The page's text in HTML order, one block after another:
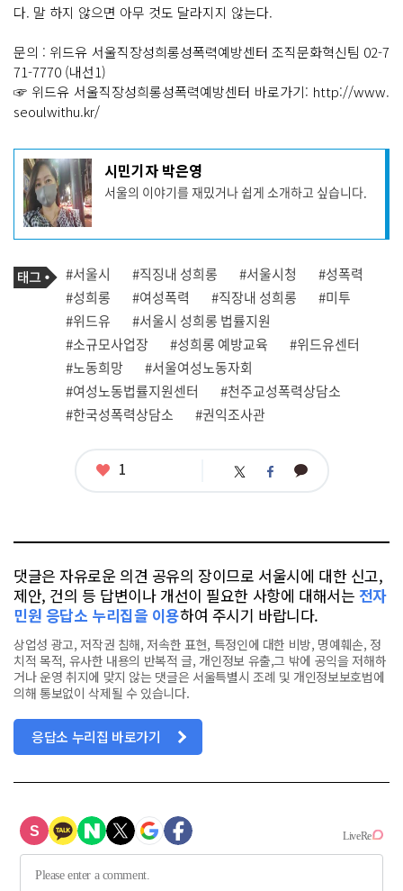
다. 말 하지 않으면 아무 것도 달라지지 않는다.
문의 : 위드유 서울직장성희롱성폭력예방센터 조직문화혁신팀 02-7
71-7770 (내선1)
☞ 위드유 서울직장성희롱성폭력예방센터 바로가기: http://www.
seoulwithu.kr/
기
사
작
성
자
프
필
시민기자 박은영
서울의 이야기를 재밌거나 쉽게 소개하고 싶습니다.
기
사
관
련
태
그
태
그
#서울시 #직징내 성희롱 #서울시청
#성폭력
#성희롱
#여성폭력 #직장내 성희롱
#미투
#위드유
#서울시 성희롱 법률지원
#소규모사업장
#성희롱 예방교육
#위드유센터
#노동희망
#서울여성노동자회
#여성노동법률지원센터
#천주교성폭력상담소
#한국성폭력상담소
#권익조사관
좋1 트 페 카
댓글은 자유로운 의견 공유의 장이므로 서울시에 대한 신고,
제안, 건의 등 답변이나 개선이 필요한 사항에 대해서는 전자
민원 응답소 누리집을 이용하여 주시기 바랍니다.
상업성 광고, 저작권 침해, 저속한 표현, 특정인에 대한 비방, 명예훼손, 정
치적 목적, 유사한 내용의 반복적 글, 개인정보 유출,그 밖에 공익을 저해하
거나 운영 취지에 맞지 않는 댓글은 서울특별시 조례 및 개인정보보호법에
의해 통보없이 삭제될 수 있습니다.
응답소 누리집 바로가기